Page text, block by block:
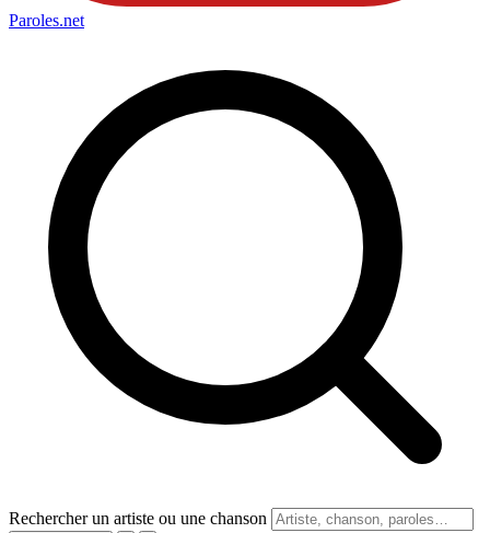
Paroles.net
Rechercher un artiste ou une chanson